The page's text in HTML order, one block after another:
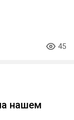
45
нашем